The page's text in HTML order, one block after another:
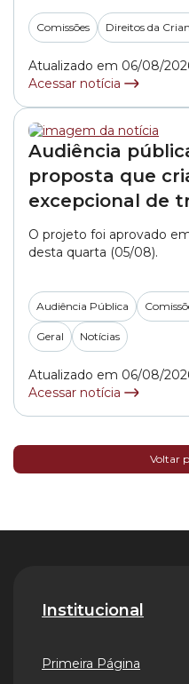
informações aos
Paulo sobre como são
os encaminhamentos de
profissionais da
Comissões Direitos da
Atualizado em 06/08/
Acessar notícia
Audiência
proposta que
excepcional de
O projeto foi aprovado
desta quarta (05/08).
Audiência Pública
Geral Notícias
Atualizado em 06/08/
Acessar notícia
Voltar
Institucional
Primeira Página